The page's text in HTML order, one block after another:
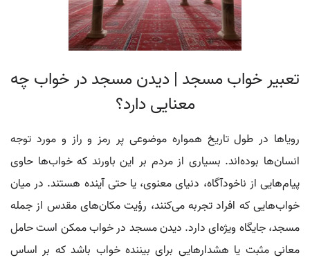
تعبیر خواب مسجد | دیدن مسجد در خواب چه
معنایی دارد؟
رویاها در طول تاریخ همواره موضوعی پر رمز و راز و مورد توجه
انسان‌ها بوده‌اند. بسیاری از مردم بر این باورند که خواب‌ها حاوی
پیام‌هایی از ناخودآگاه، دنیای معنوی، یا حتی آینده هستند. در میان
خواب‌هایی که افراد تجربه می‌کنند، رؤیت مکان‌های مقدس از جمله
مسجد، جایگاه ویژه‌ای دارد. دیدن مسجد در خواب ممکن است حامل
معانی مثبت یا هشدارهایی برای بیننده خواب باشد که بر اساس